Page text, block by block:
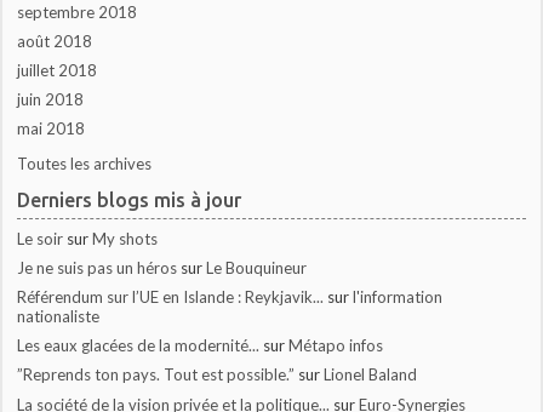
septembre 2018
août 2018
juillet 2018
juin 2018
mai 2018
Toutes les archives
Derniers blogs mis à jour
Le soir surMy shots
Je ne suis pas un héros surLe Bouquineur
Référendum sur l’UE en Islande : Reykjavik... surl'information
nationaliste
Les eaux glacées de la modernité... surMétapo infos
”Reprends ton pays. Tout est possible.” surLionel Baland
La société de la vision privée et la politique... surEuro-Synergies